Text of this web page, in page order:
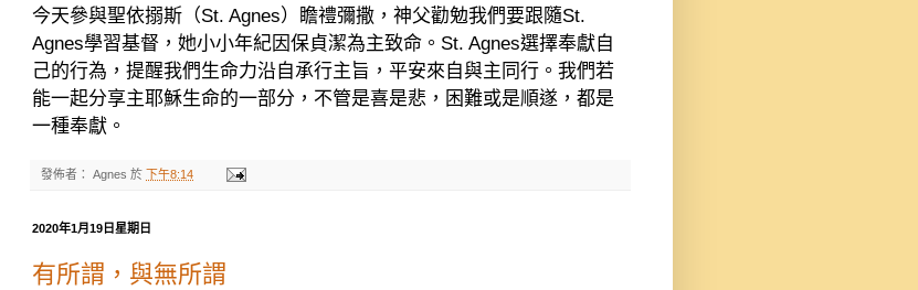
今天參與聖依搦斯（St. Agnes）瞻禮彌撒，神父勸勉我們要跟隨St.
Agnes學習基督，她小小年紀因保貞潔為主致命。 St. Agnes選擇奉獻自
己的行為，提醒我們生命力沿自承行主旨，平安來自與主同行。我們若
能一起分享主耶穌生命的一部分，不管是喜是悲，困難或是順遂，都是
一種奉獻。
發佈者： Agnes 於 下午8:14
2020年1月19日星期日
有所謂，與無所謂